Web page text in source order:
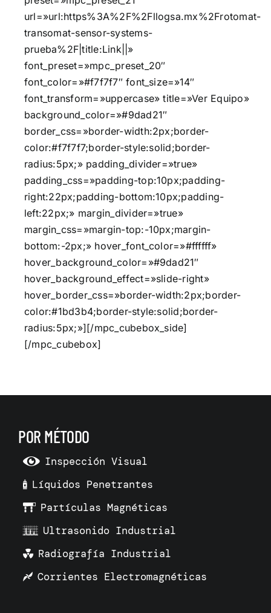
url=»url:https%3A%2F%2Fllogsa.mx%2Frotomat-
transomat-sensor-systems-
prueba%2F|title:Link||»
font_preset=»mpc_preset_20″
font_color=»#f7f7f7″ font_size=»14″
font_transform=»uppercase» title=»Ver Equipo»
background_color=»#9dad21″
border_css=»border-width:2px;border-
color:#f7f7f7;border-style:solid;border-
radius:5px;» padding_divider=»true»
padding_css=»padding-top:10px;padding-
right:22px;padding-bottom:10px;padding-
left:22px;» margin_divider=»true»
margin_css=»margin-top:-10px;margin-
bottom:-2px;» hover_font_color=»#ffffff»
hover_background_color=»#9dad21″
hover_background_effect=»slide-right»
hover_border_css=»border-width:2px;border-
color:#1bd3b4;border-style:solid;border-
radius:5px;»][/mpc_cubebox_side]
[/mpc_cubebox]
POR MÉTODO
Inspección Visual
Líquidos Penetrantes
Partículas Magnéticas
Ultrasonido Industrial
Radiografía Industrial
Corrientes Electromagnéticas